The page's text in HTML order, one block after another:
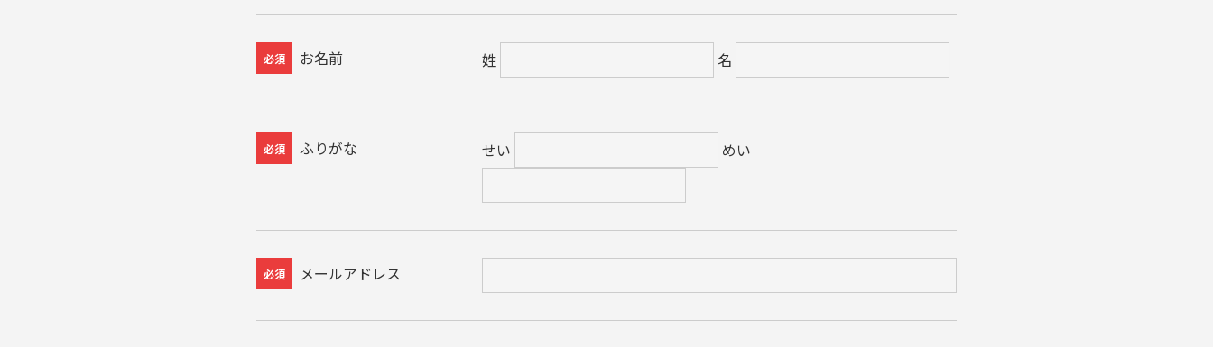
お名前
必須 姓 名
ふりがな
必須 せい めい
メールアドレス
必須